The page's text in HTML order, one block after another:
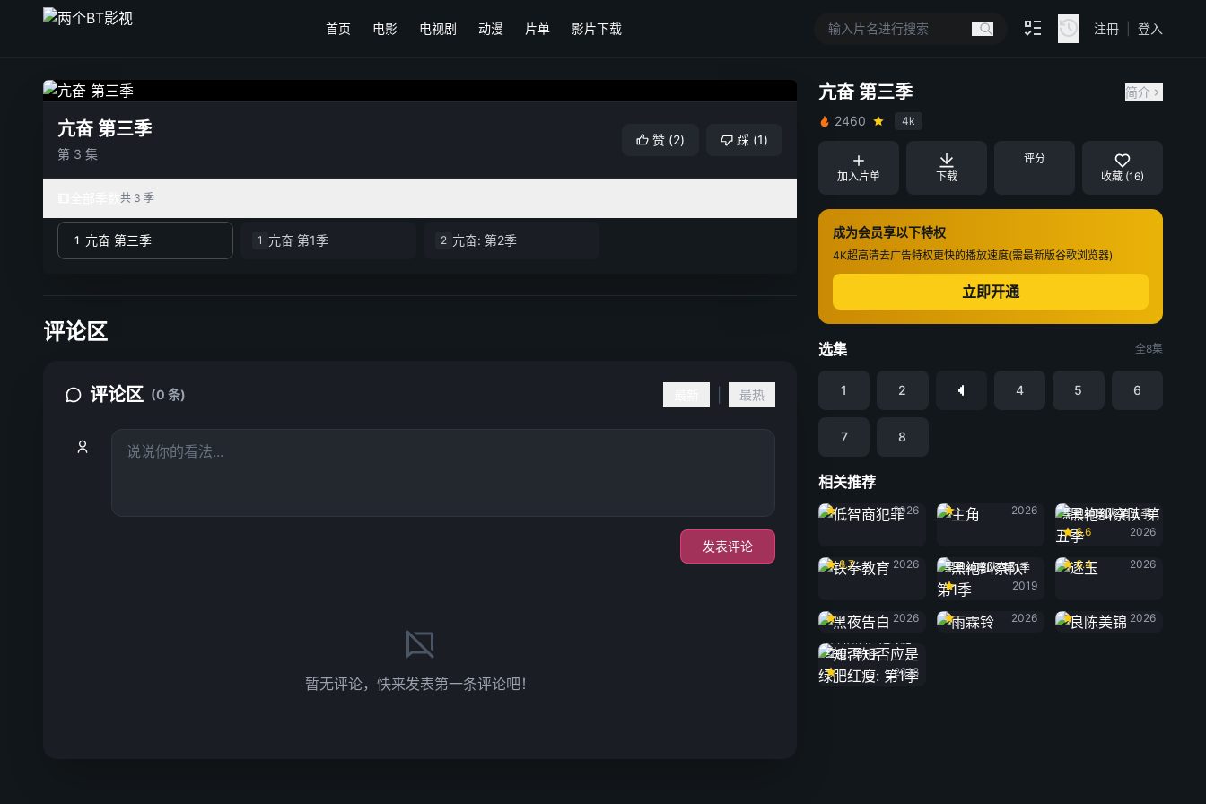
首页 电影 电视剧 动漫 片单 影片下载 注冊 登入
亢奋 第三季
第 3 集
赞 (2) 踩 (1)
共 3 季
1 亢奋 第三季 1 亢奋 第1季 2 亢奋: 第2季
亢奋 第三季
简介
2460
4k
加入片单 下载
评分
收藏 (16)
成为会员享以下特权
4K超高清去广告特权更快的播放速度(需最新版谷歌浏览器)
立即开通
选集 全8集
1 2 4 5 6
7 8
相关推荐
低智商犯罪
2026
2026
黑袍纠察队 第五季
6.6
2026
8.7
2026
黑袍纠察队: 第1季
2019
逐玉
6.4
2026
2026
雨霖铃
2026
2026
红瘦: 第1季
2018
评论区
评论区 (0 条) 最热
发表评论
暂无评论，快来发表第一条评论吧！